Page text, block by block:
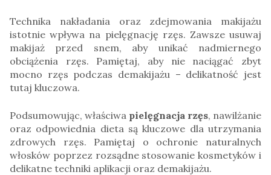
Technika nakładania oraz zdejmowania makijażu
istotnie wpływa na pielęgnację rzęs. Zawsze usuwaj
makijaż przed snem, aby unikać nadmiernego
obciążenia rzęs. Pamiętaj, aby nie naciągać zbyt
mocno rzęs podczas demakijażu – delikatność jest
tutaj kluczowa.
Podsumowując, właściwa pielęgnacja rzęs, nawilżanie
oraz odpowiednia dieta są kluczowe dla utrzymania
zdrowych rzęs. Pamiętaj o ochronie naturalnych
włosków poprzez rozsądne stosowanie kosmetyków i
delikatne techniki aplikacji oraz demakijażu.